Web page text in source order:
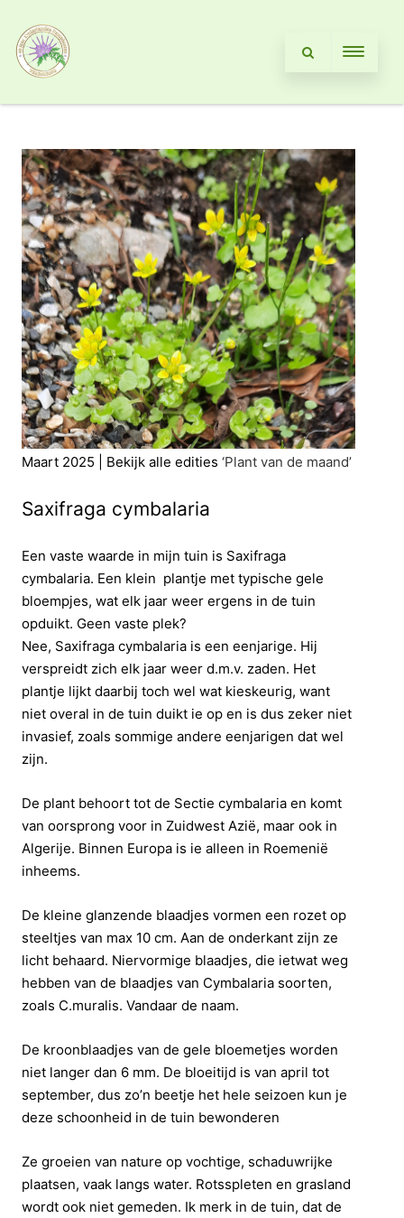
Maart 2025 | Bekijk alle edities ‘Plant van de maand’
Saxifraga cymbalaria
Een vaste waarde in mijn tuin is Saxifraga
cymbalaria. Een klein plantje met typische gele
bloempjes, wat elk jaar weer ergens in de tuin
opduikt. Geen vaste plek?
Nee, Saxifraga cymbalaria is een eenjarige. Hij
verspreidt zich elk jaar weer d.m.v. zaden. Het
plantje lijkt daarbij toch wel wat kieskeurig, want
niet overal in de tuin duikt ie op en is dus zeker niet
invasief, zoals sommige andere eenjarigen dat wel
zijn.
De plant behoort tot de Sectie cymbalaria en komt
van oorsprong voor in Zuidwest Azië, maar ook in
Algerije. Binnen Europa is ie alleen in Roemenië
inheems.
De kleine glanzende blaadjes vormen een rozet op
steeltjes van max 10 cm. Aan de onderkant zijn ze
licht behaard. Niervormige blaadjes, die ietwat weg
hebben van de blaadjes van Cymbalaria soorten,
zoals C.muralis. Vandaar de naam.
De kroonblaadjes van de gele bloemetjes worden
niet langer dan 6 mm. De bloeitijd is van april tot
september, dus zo’n beetje het hele seizoen kun je
deze schoonheid in de tuin bewonderen
Ze groeien van nature op vochtige, schaduwrijke
plaatsen, vaak langs water. Rotsspleten en grasland
wordt ook niet gemeden. Ik merk in de tuin, dat de